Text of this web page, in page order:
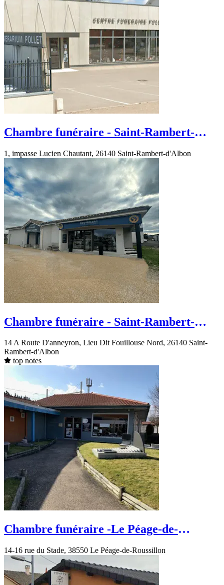
Chambre funéraire - Saint-Rambert-
1, impasse Lucien Chautant, 26140 Saint-Rambert-d'Albon
Chambre funéraire - Saint-Rambert-
14 A Route D'anneyron, Lieu Dit Fouillouse Nord, 26140 Saint-
Rambert-d'Albon
top notes
Chambre funéraire -Le Péage-de-
14-16 rue du Stade, 38550 Le Péage-de-Roussillon